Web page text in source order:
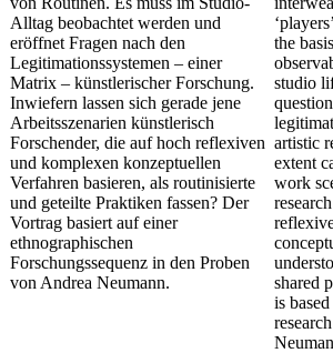
Alltag beobachtet werden und
eröffnet Fragen nach den
Legitimationssystemen – einer
Matrix – künstlerischer Forschung.
Inwiefern lassen sich gerade jene
Arbeitsszenarien künstlerisch
Forschender, die auf hoch reflexiven
und komplexen konzeptuellen
Verfahren basieren, als routinisierte
und geteilte Praktiken fassen? Der
Vortrag basiert auf einer
ethnographischen
Forschungssequenz in den Proben
von Andrea Neumann.
the
studio
artistic
extent
work
shared
is